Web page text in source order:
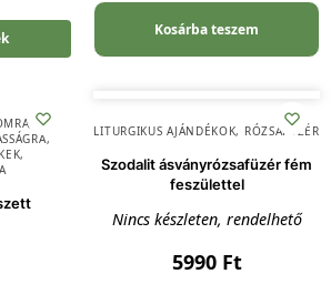
Kosárba teszem
,
,
LITURGIKUS AJÁNDÉKOK, RÓZSAFÜZÉR
Szodalit ásványrózsafüzér fém
feszülettel
Nincs készleten, rendelhető
5990 Ft